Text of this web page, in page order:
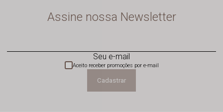
Assine nossa Newsletter
Seu e-mail
Cadastrar
Aceito receber promoções por e-mail